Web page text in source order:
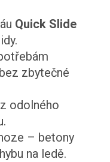
Quick Slide
zbytečné
odolného
– betony
na ledě.